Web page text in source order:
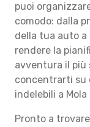
puoi
comodo: dalla
della tua auto
rendere la
avventura il più
concentrarti su
indelebili a Mola
Pronto a